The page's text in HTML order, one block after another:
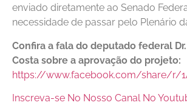
enviado diretamente ao Senado
necessidade de passar pelo Plenário
Confira a fala do deputado federal
Costa sobre a aprovação do projeto:
https://www.facebook.com/share/r/
Inscreva-se No Nosso Canal No